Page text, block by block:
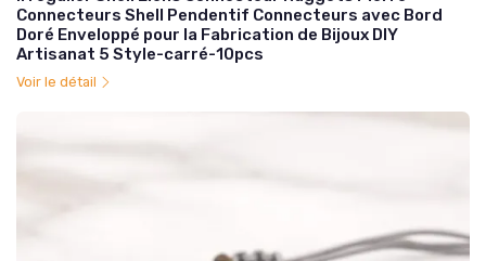
Connecteurs Shell Pendentif Connecteurs avec Bord
Doré Enveloppé pour la Fabrication de Bijoux DIY
Artisanat 5 Style-carré-10pcs
Voir le détail